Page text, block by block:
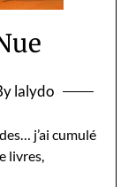
lalydo
j’ai cumulé
livres,